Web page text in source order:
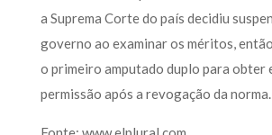
a Suprema Corte do país decidiu
governo ao examinar os méritos,
o primeiro amputado duplo para obter
permissão após a revogação da norma.